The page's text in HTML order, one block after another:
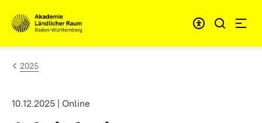
Zum Inhalt springen
Link zur Startseite
2025
10.12.2025 | Online